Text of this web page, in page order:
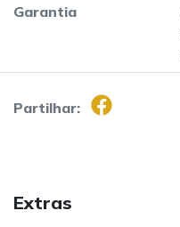
Garantia
Partilhar:
Extras